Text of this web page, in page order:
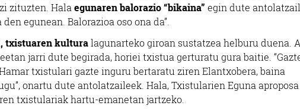
zituzten. Hala egunaren balorazio “bikaina” egin dute
egunean. Balorazioa oso ona da”.
, txistuaren kulturalagunarteko giroan sustatzea helburu duena.
jarri dute begirada, horiei txistua gerturatu gura baitie.
txistulari gazte inguru bertaratu ziren Elantxobera, baina
onartu dute antolatzaileek. Hala, Txistularien Eguna
txistulariak hartu-emanetan jartzeko.